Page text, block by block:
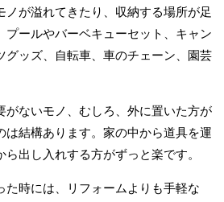
ノが溢れてきたり、収納する場所が足
プールやバーベキューセット、キャン
グッズ、自転車、車のチェーン、園芸
がないモノ、むしろ、外に置いた方が
は結構あります。家の中から道具を運
出し入れする方がずっと楽です。
た時には、リフォームよりも手軽な